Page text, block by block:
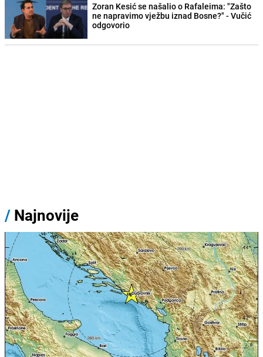
Zoran Kesić se našalio o Rafaleima: "Zašto
ne napravimo vježbu iznad Bosne?" - Vučić
odgovorio
/ Najnovije